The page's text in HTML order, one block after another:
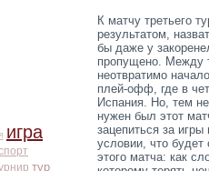
игра
тур
К матчу третьего
результатом,
бы даже у
пропущено. Между
неотвратимо
плей-офф, где в
Испания. Но, тем
нужен был этот
зацепиться за
условии, что будет
этого матча: как